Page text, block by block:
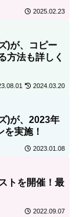
2025.02.23
)が、コピー
方法も詳しく
2024.03.20
)が、2023年
実施！
2023.01.08
トを開催！最
2022.09.07